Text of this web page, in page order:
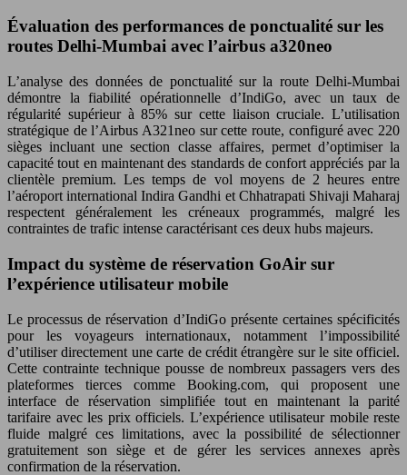
Évaluation des performances de ponctualité sur les
routes Delhi-Mumbai avec l’airbus a320neo
L’analyse des données de ponctualité sur la route Delhi-Mumbai
démontre la fiabilité opérationnelle d’IndiGo, avec un taux de
régularité supérieur à 85% sur cette liaison cruciale. L’utilisation
stratégique de l’Airbus A321neo sur cette route, configuré avec 220
sièges incluant une section classe affaires, permet d’optimiser la
capacité tout en maintenant des standards de confort appréciés par la
clientèle premium. Les temps de vol moyens de 2 heures entre
l’aéroport international Indira Gandhi et Chhatrapati Shivaji Maharaj
respectent généralement les créneaux programmés, malgré les
contraintes de trafic intense caractérisant ces deux hubs majeurs.
Impact du système de réservation GoAir sur
l’expérience utilisateur mobile
Le processus de réservation d’IndiGo présente certaines spécificités
pour les voyageurs internationaux, notamment l’impossibilité
d’utiliser directement une carte de crédit étrangère sur le site officiel.
Cette contrainte technique pousse de nombreux passagers vers des
plateformes tierces comme Booking.com, qui proposent une
interface de réservation simplifiée tout en maintenant la parité
tarifaire avec les prix officiels. L’expérience utilisateur mobile reste
fluide malgré ces limitations, avec la possibilité de sélectionner
gratuitement son siège et de gérer les services annexes après
confirmation de la réservation.